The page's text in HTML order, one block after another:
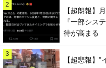
2
【超朗報】
『一部シス
待が高まる
3
【超悲報】